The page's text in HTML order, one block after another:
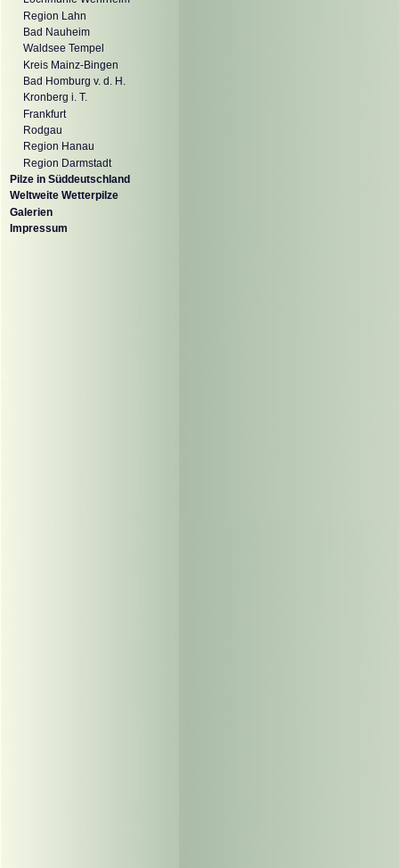
Region Lahn
Bad Nauheim
Waldsee Tempel
Kreis Mainz-Bingen
Bad Homburg v. d. H.
Kronberg i. T.
Frankfurt
Rodgau
Region Hanau
Region Darmstadt
Pilze in Süddeutschland
Weltweite Wetterpilze
Galerien
Impressum